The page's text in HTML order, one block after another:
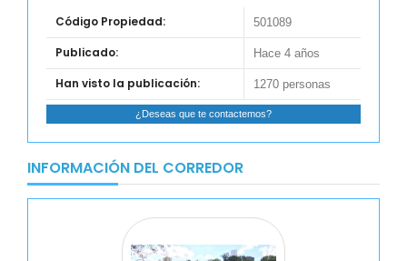
Código Propiedad: 501089
Publicado: Hace 4 años
Han visto la publicación: 1270 personas
¿Deseas que te contactemos?
INFORMACIÓN DEL CORREDOR